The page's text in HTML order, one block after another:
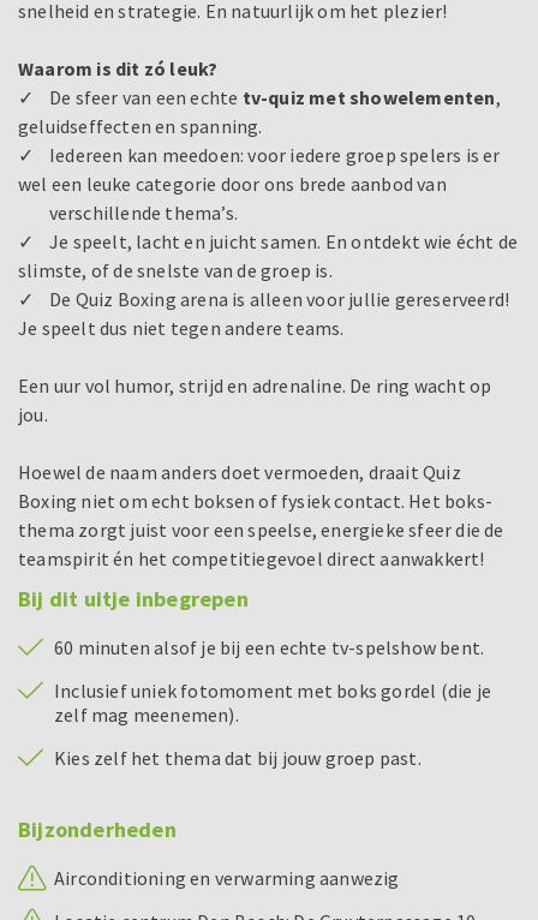
snelheid en strategie. En natuurlijk om het plezier!
Waarom is dit zó leuk?
✓ De sfeer van een echte tv-quiz metshowelementen,
geluidseffecten en spanning.
✓ Iedereen kan meedoen: voor iedere groep spelers is er
wel een leuke categorie door ons brede aanbod van
verschillende thema’s.
✓ Je speelt, lacht en juicht samen. En ontdekt wie écht de
slimste, of de snelste van de groep is.
✓ De Quiz Boxing arena is alleen voor jullie gereserveerd!
Je speelt dus niet tegen andere teams.
Een uur vol humor, strijd en adrenaline. De ring wacht op
jou.
Hoewel de naam anders doet vermoeden, draait Quiz
Boxing niet om echt boksen of fysiek contact. Het boks-
thema zorgt juist voor een speelse, energieke sfeer die de
teamspirit én het competitiegevoel direct aanwakkert!
Bij dit uitje inbegrepen
60 minuten alsof je bij een echte tv-spelshow bent.
Inclusief uniek fotomoment met boks gordel (die je
zelf mag meenemen).
Kies zelf het thema dat bij jouw groep past.
Bijzonderheden
Airconditioning en verwarming aanwezig